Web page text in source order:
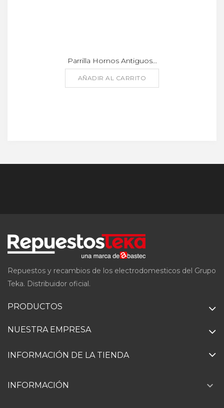
Parrilla Hornos Antiguos...
AÑADIR AL CARRITO
Repuestos y recambios de los electrodomesticos del Grupo
Teka. Distribuidor oficial.
PRODUCTOS
NUESTRA EMPRESA
INFORMACIÓN DE LA TIENDA
INFORMACIÓN 